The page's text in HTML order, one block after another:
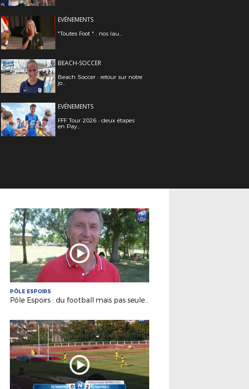
EVÉNEMENTS
"Toutes Foot " : nos lau...
BEACH-SOCCER
Beach Soccer : retour sur notre
jo...
EVÉNEMENTS
FFF Tour 2026 : deux étapes
en Pay...
PÔLE ESPOIRS
Pôle Espoirs : du football mais pas seulement !